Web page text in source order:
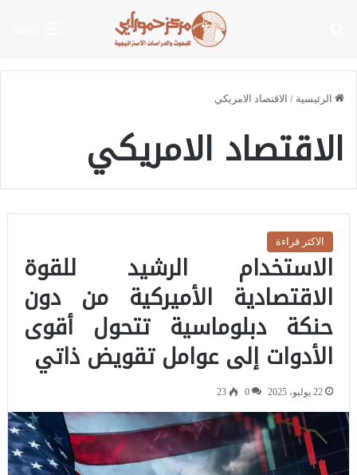
الرئيسية / الاقتصاد الامريكي
الاقتصاد الامريكي
الاكثر قراءة
الاستخدام الرشيد للقوة
الاقتصادية الأميركية من دون
حنكة دبلوماسية تتحول أقوى
الأدوات إلى عوامل تقويض ذاتي
22 يوليو، 2025 0
23